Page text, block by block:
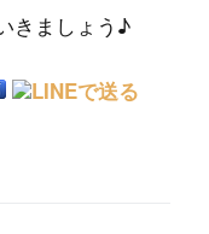
きましょう♪